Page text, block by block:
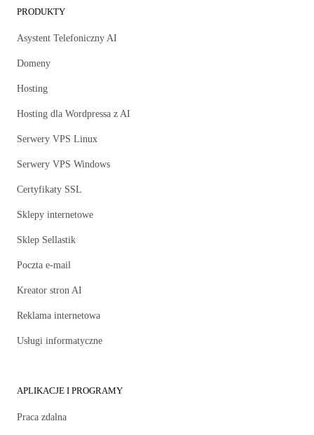
PRODUKTY
Asystent Telefoniczny AI
Domeny
Hosting
Hosting dla Wordpressa z AI
Serwery VPS Linux
Serwery VPS Windows
Certyfikaty SSL
Sklepy internetowe
Sklep Sellastik
Poczta e-mail
Kreator stron AI
Reklama internetowa
Usługi informatyczne
APLIKACJE I PROGRAMY
Praca zdalna